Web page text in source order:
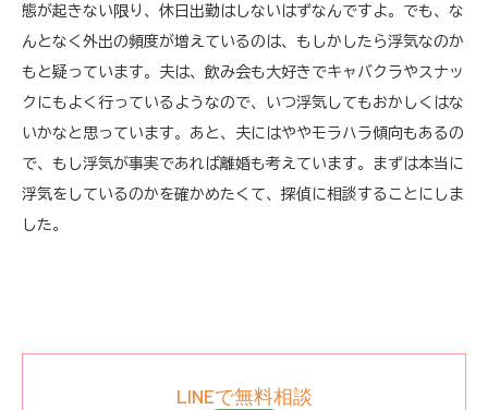
態が起きない限り、休日出勤はしないはずなんですよ。でも、な
んとなく外出の頻度が増えているのは、もしかしたら浮気なのか
もと疑っています。夫は、飲み会も大好きでキャバクラやスナッ
クにもよく行っているようなので、いつ浮気してもおかしくはな
いかなと思っています。あと、夫にはややモラハラ傾向もあるの
で、もし浮気が事実であれば離婚も考えています。まずは本当に
浮気をしているのかを確かめたくて、探偵に相談することにしま
した。
LINEで無料相談